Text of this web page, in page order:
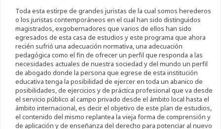
Toda esta estirpe de grandes juristas de la cual somos herederos
o los juristas contemporáneos en el cual han sido distinguidos
magistrados, exgobernadores que varios de ellos han sido
egresados de esta casa de estudios y este programa que ahora
recién sufrió una adecuación normativa, una adecuación
pedagógica como el fin de ofrecer un perfil que responda a las
necesidades actuales de nuestra sociedad y del mundo un perfil
de abogado donde la persona que egrese de esta institución
educativa tenga la posibilidad de ejercer en toda un abanico de
posibilidades, de ejercicios y de práctica profesional que va desde
el servicio público al campo privado desde el ámbito local hasta el
ámbito internacional, es decir el objetivo de este plan de estudios,
el contenido del mismo replantea la vieja forma de comprensión y
de aplicación y de enseñanza del derecho para potenciar al nuevo